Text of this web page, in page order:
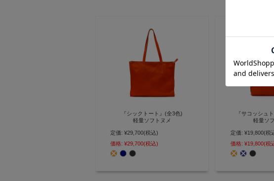
『シックトート』(全3色)
軽量ソフトヌメ
ショッパーからインスピレーショ
ンを得た ファスナー付きレザート
ート【AGILITY affa(アジリティア
ッファ)】(0834)
定価: ¥29,700(税込)
価格: ¥29,700(税込)
『サコッシュ
軽量ソ
縦型でシャープ
サイズ対応のコ
ート【AGILITY
アッファ)
定価: ¥19,800(税
価格: ¥19,800(税